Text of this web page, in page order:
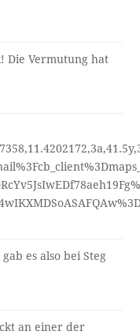
Die Vermutung hat
es also bei Steg
an einer der